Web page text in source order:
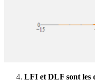
LFI et DLF sont les